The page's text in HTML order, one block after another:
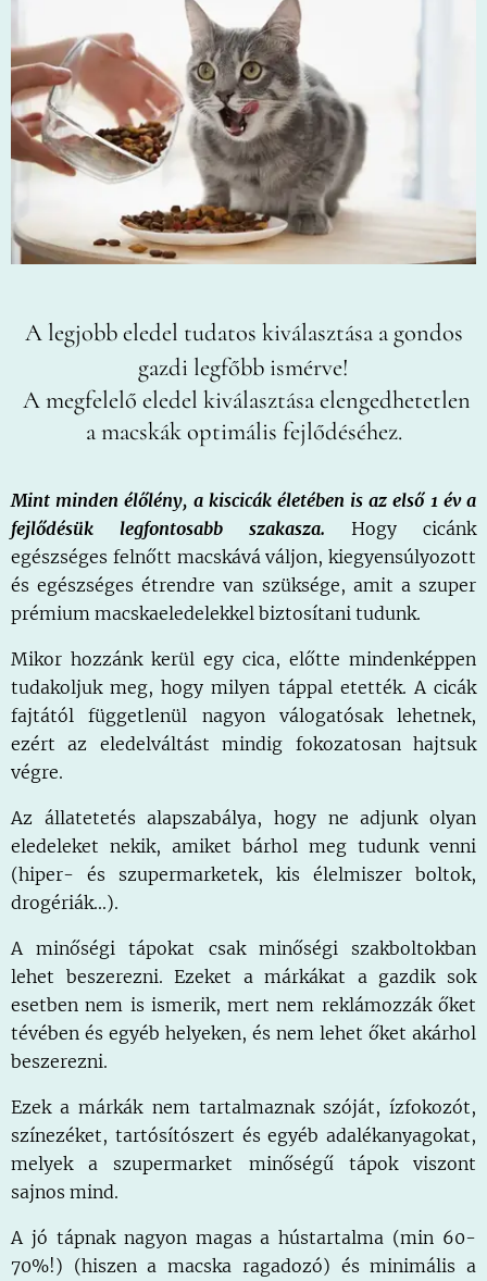
A legjobb eledel tudatos kiválasztása a gondos
gazdi legfőbb ismérve!
A megfelelő eledel kiválasztása elengedhetetlen
a macskák optimális fejlődéséhez.
Mint minden élőlény, a kiscicák életében is az első 1 év a
fejlődésük legfontosabb szakasza. Hogy cicánk
egészséges felnőtt macskává váljon, kiegyensúlyozott
és egészséges étrendre van szüksége, amit a szuper
prémium macskaeledelekkel biztosítani tudunk.
Mikor hozzánk kerül egy cica, előtte mindenképpen
tudakoljuk meg, hogy milyen táppal etették. A cicák
fajtától függetlenül nagyon válogatósak lehetnek,
ezért az eledelváltást mindig fokozatosan hajtsuk
végre.
Az állatetetés alapszabálya, hogy ne adjunk olyan
eledeleket nekik, amiket bárhol meg tudunk venni
(hiper- és szupermarketek, kis élelmiszer boltok,
drogériák...).
A minőségi tápokat csak minőségi szakboltokban
lehet beszerezni. Ezeket a márkákat a gazdik sok
esetben nem is ismerik, mert nem reklámozzák őket
tévében és egyéb helyeken, és nem lehet őket akárhol
beszerezni.
Ezek a márkák nem tartalmaznak szóját, ízfokozót,
színezéket, tartósítószert és egyéb adalékanyagokat,
melyek a szupermarket minőségű tápok viszont
sajnos mind.
A jó tápnak nagyon magas a hústartalma (min 60-
70%!) (hiszen a macska ragadozó) és minimális a